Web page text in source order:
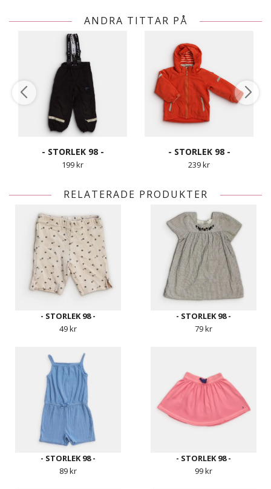
ANDRA TITTAR PÅ
- STORLEK 98 -
199 kr
- STORLEK 98 -
239 kr
RELATERADE PRODUKTER
- STORLEK 98 -
49 kr
- STORLEK 98 -
79 kr
- STORLEK 98 -
89 kr
- STORLEK 98 -
99 kr